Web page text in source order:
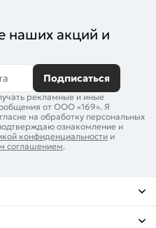
наших акций и
Подписаться
рекламные и иные
от ООО «169». Я
на обработку персональных
ознакомление и
конфиденциальности и
соглашением.